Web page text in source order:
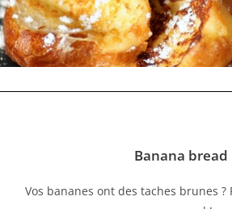
Banana bread
Vos bananes ont des taches brunes ?